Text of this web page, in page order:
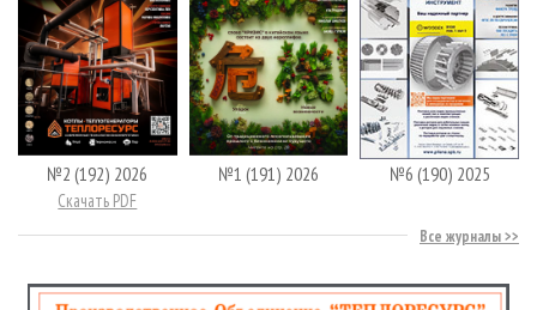
№2 (192) 2026
Скачать PDF
№1 (191) 2026 №6 (190) 2025
Все журналы